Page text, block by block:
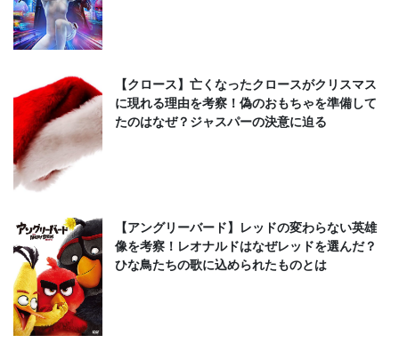
【クロース】亡くなったクロースがクリスマス
に現れる理由を考察！偽のおもちゃを準備して
たのはなぜ？ジャスパーの決意に迫る
【アングリーバード】レッドの変わらない英雄
像を考察！レオナルドはなぜレッドを選んだ？
ひな鳥たちの歌に込められたものとは